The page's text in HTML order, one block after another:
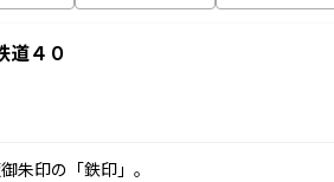
道４０
朱印の「鉄印」。